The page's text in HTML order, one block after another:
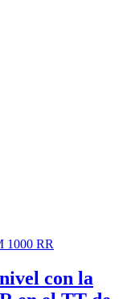
con la